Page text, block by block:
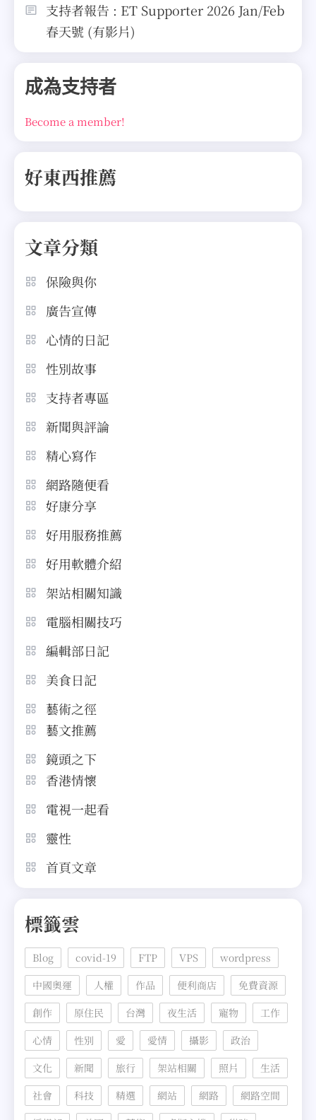
支持者報告 : ET Supporter 2026 Jan/Feb
春天號 (有影片)
成為支持者
Become a member!
好東西推薦
文章分類
保險與你
廣告宣傳
心情的日記
性別故事
支持者專區
新聞與評論
精心寫作
網路隨便看
好康分享
好用服務推薦
好用軟體介紹
架站相關知識
電腦相關技巧
編輯部日記
美食日記
藝術之徑
藝文推薦
鏡頭之下
香港情懷
電視一起看
靈性
首頁文章
標籤雲
Blog covid-19 FTP VPS
wordpress
中國奧運
人權 作品 便利商店
免費資源
創作
原住民 台灣 夜生活 寵物
工作
心情
性別 愛 愛情 攝影
政治
文化
新聞 旅行 架站相關 照片
生活
社會
科技 精選 網站 網路
網路空間